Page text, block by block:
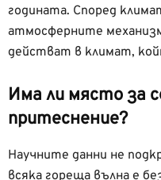
годината. Според
атмосферните
действат в климат,
Има ли място за
притеснение?
Научните данни не
всяка гореща вълна е